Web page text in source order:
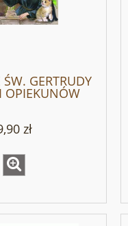
ŚW. GERTRUDY
OPIEKUNÓW
Barbara
zł